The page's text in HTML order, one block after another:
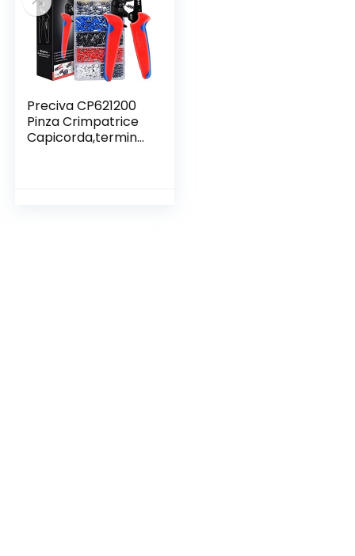
Preciva CP621200
Pinza Crimpatrice
Capicorda,terminal